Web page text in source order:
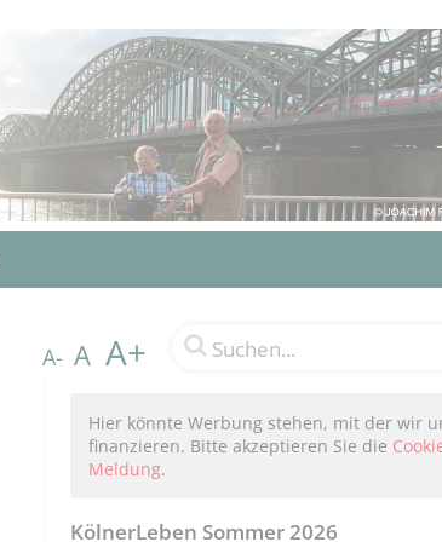
A- A A+
Hier könnte Werbung stehen, mit der wir
finanzieren. Bitte akzeptieren Sie die
Meldung.
KölnerLeben Sommer 2026